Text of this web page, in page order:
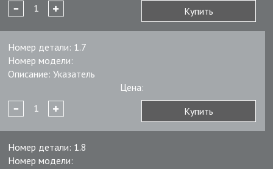
Купить
Номер детали: 1.7
Номер модели:
Описание: Указатель
Цена:
Купить
Номер детали: 1.8
Номер модели: